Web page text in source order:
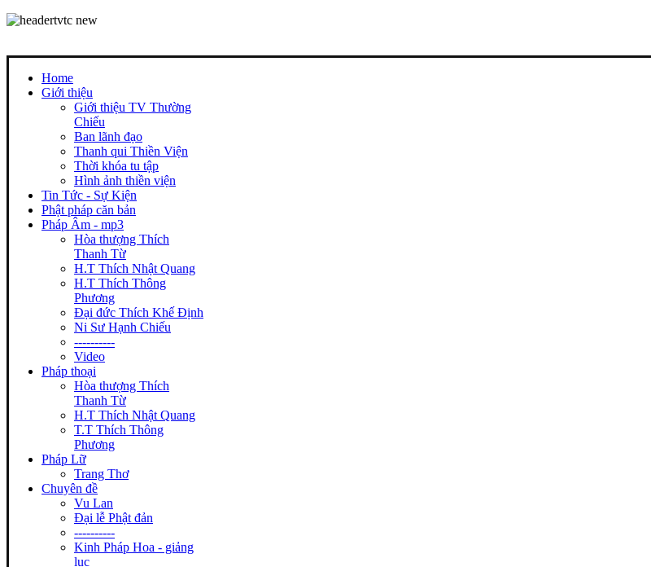
Home
Giới thiệu
Giới thiệu TV Thường
Chiếu
Ban lãnh đạo
Thanh qui Thiền Viện
Thời khóa tu tập
Hình ảnh thiền viện
Tin Tức - Sự Kiện
Phật pháp căn bản
Pháp Âm - mp3
Hòa thượng Thích
Thanh Từ
H.T Thích Nhật Quang
H.T Thích Thông
Phương
Đại đức Thích Khế Định
Ni Sư Hạnh Chiếu
----------
Video
Pháp thoại
Hòa thượng Thích
Thanh Từ
H.T Thích Nhật Quang
T.T Thích Thông
Phương
Pháp Lữ
Trang Thơ
Chuyên đề
Vu Lan
Đại lễ Phật đản
----------
Kinh Pháp Hoa - giảng
lục